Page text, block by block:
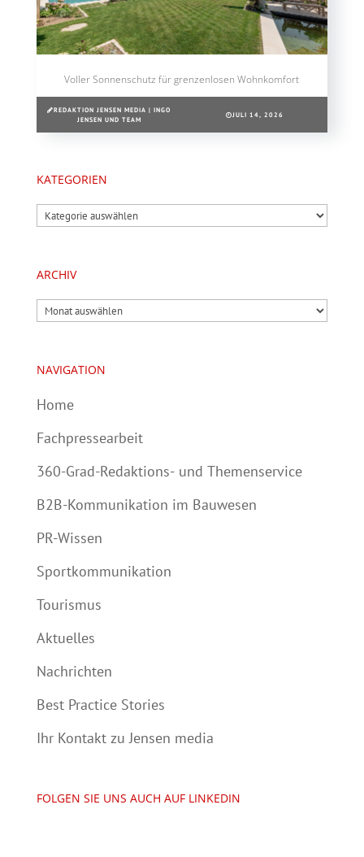
Voller Sonnenschutz für grenzenlosen Wohnkomfort
REDAKTION JENSEN MEDIA | INGO
JENSEN UND TEAM
JULI 14, 2026
KATEGORIEN
Kategorien
ARCHIV
Archiv
NAVIGATION
Home
Fachpressearbeit
360-Grad-Redaktions- und Themenservice
B2B-Kommunikation im Bauwesen
PR-Wissen
Sportkommunikation
Tourismus
Aktuelles
Nachrichten
Best Practice Stories
Ihr Kontakt zu Jensen media
FOLGEN SIE UNS AUCH AUF LINKEDIN